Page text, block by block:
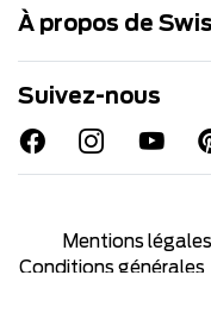
À propos de
Suivez-nous
Mentions légales
Conditions générales